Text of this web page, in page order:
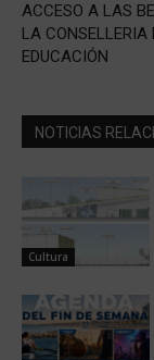
ACCESO A LAS
LA CONSELLERIA
EDUCACIÓN
NOTICIAS
Cultura